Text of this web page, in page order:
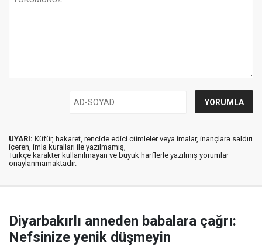
UYARI: Küfür, hakaret, rencide edici cümleler veya imalar, inançlara saldırı
içeren, imla kuralları ile yazılmamış,
Türkçe karakter kullanılmayan ve büyük harflerle yazılmış yorumlar
onaylanmamaktadır.
Diyarbakırlı anneden babalara çağrı:
Nefsinize yenik düşmeyin